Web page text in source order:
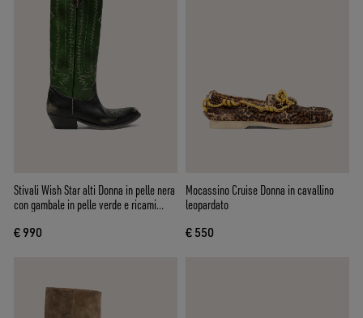
Stivali Wish Star alti Donna in pelle nera
con gambale in pelle verde e ricami
€ 990
Mocassino Cruise Donna in cavallino
leopardato
€ 550